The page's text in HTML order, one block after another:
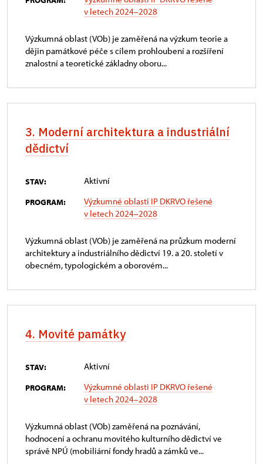
v letech 2024–2028
Výzkumná oblast (VOb) je zaměřená na výzkum teorie a
dějin památkové péče s cílem prohloubení a rozšíření
znalostní a teoretické základny oboru...
3. Moderní architektura a industriální
dědictví
STAV: Aktivní
PROGRAM:
Výzkumné oblasti IP DKRVO řešené
v letech 2024–2028
Výzkumná oblast (VOb) je zaměřená na průzkum moderní
architektury a industriálního dědictví 19. a 20. století v
obecném, typologickém a oborovém...
4. Movité památky
STAV: Aktivní
PROGRAM:
Výzkumné oblasti IP DKRVO řešené
v letech 2024–2028
Výzkumná oblast (VOb) zaměřená na poznávání,
hodnocení a ochranu movitého kulturního dědictví ve
správě NPÚ (mobiliární fondy hradů a zámků ve...